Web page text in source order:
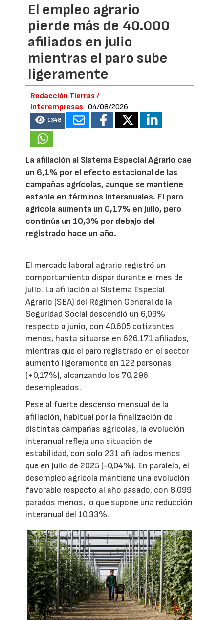
El empleo agrario
pierde más de 40.000
afiliados en julio
mientras el paro sube
ligeramente
Redacción Tierras /
Interempresas
04/08/2026
1348
La afiliación al Sistema Especial Agrario cae
un 6,1% por el efecto estacional de las
campañas agrícolas, aunque se mantiene
estable en términos interanuales. El paro
agrícola aumenta un 0,17% en julio, pero
continúa un 10,3% por debajo del
registrado hace un año.
El mercado laboral agrario registró un
comportamiento dispar durante el mes de
julio. La afiliación al Sistema Especial
Agrario (SEA) del Régimen General de la
Seguridad Social descendió un 6,09%
respecto a junio, con 40.605 cotizantes
menos, hasta situarse en 626.171 afiliados,
mientras que el paro registrado en el sector
aumentó ligeramente en 122 personas
(+0,17%), alcanzando los 70.296
desempleados.
Pese al fuerte descenso mensual de la
afiliación, habitual por la finalización de
distintas campañas agrícolas, la evolución
interanual refleja una situación de
estabilidad, con solo 231 afiliados menos
que en julio de 2025 (-0,04%). En paralelo, el
desempleo agrícola mantiene una evolución
favorable respecto al año pasado, con 8.099
parados menos, lo que supone una reducción
interanual del 10,33%.